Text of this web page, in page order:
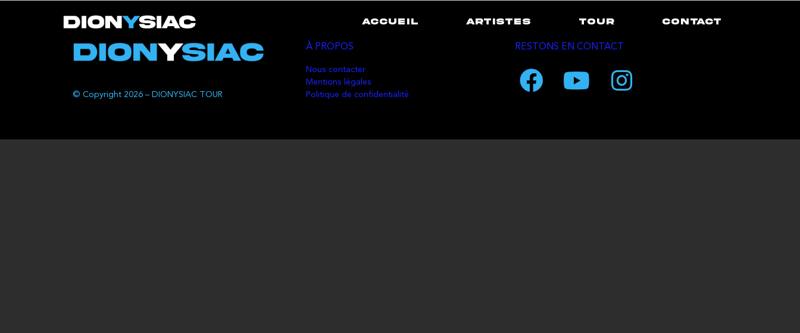
ACCUEIL ARTISTES TOUR CONTACT
© Copyright 2026 – DIONYSIAC TOUR
À PROPOS
Nous contacter
Mentions légales
Politique de confidentialité
RESTONS EN CONTACT